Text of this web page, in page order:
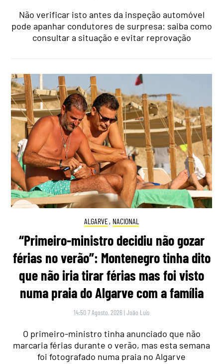
Não verificar isto antes da inspeção automóvel
pode apanhar condutores de surpresa: saiba como
consultar a situação e evitar reprovação
ALGARVE, NACIONAL
“Primeiro-ministro decidiu não gozar
férias no verão”: Montenegro tinha dito
que não iria tirar férias mas foi visto
numa praia do Algarve com a família
14:50 7 Agosto, 2026 |João Luís
O primeiro-ministro tinha anunciado que não
marcaria férias durante o verão, mas esta semana
foi fotografado numa praia no Algarve